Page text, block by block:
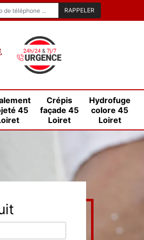
45
Crépis
façade 45
Loiret
Hydrofuge
colore 45
Loiret